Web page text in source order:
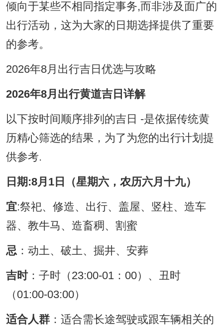
倾向于某些不相同指定事务,而非涉及面广的
出行活动，这为大家的日期选择提供了重要
的参考。
2026年8月出行吉日优选与攻略
2026年8月出行黄道吉日详解
以下按时间顺序排列的吉日 -是依据传统黄
历精心筛选的结果，为了为您的出行计划提
供参考.
日期:8月1日（星期六，农历六月十九）
宜:祭祀、修造、出行、盖屋、竖柱、造车
器、教牛马、造畜稠、割蜜
忌：动土、破土、掘井、安葬
吉时：子时（23:00-01：00）、丑时
（01:00-03:00）
适合人群：适合需长途驾驶或跟车辆相关的